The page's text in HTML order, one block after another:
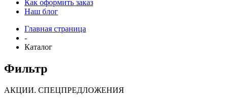
Как оформить заказ
Наш блог
Главная страница
-
Каталог
Фильтр
АКЦИИ. СПЕЦПРЕДЛОЖЕНИЯ